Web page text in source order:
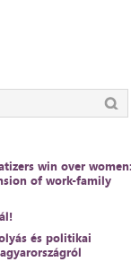
win over
of work-family
és politikai